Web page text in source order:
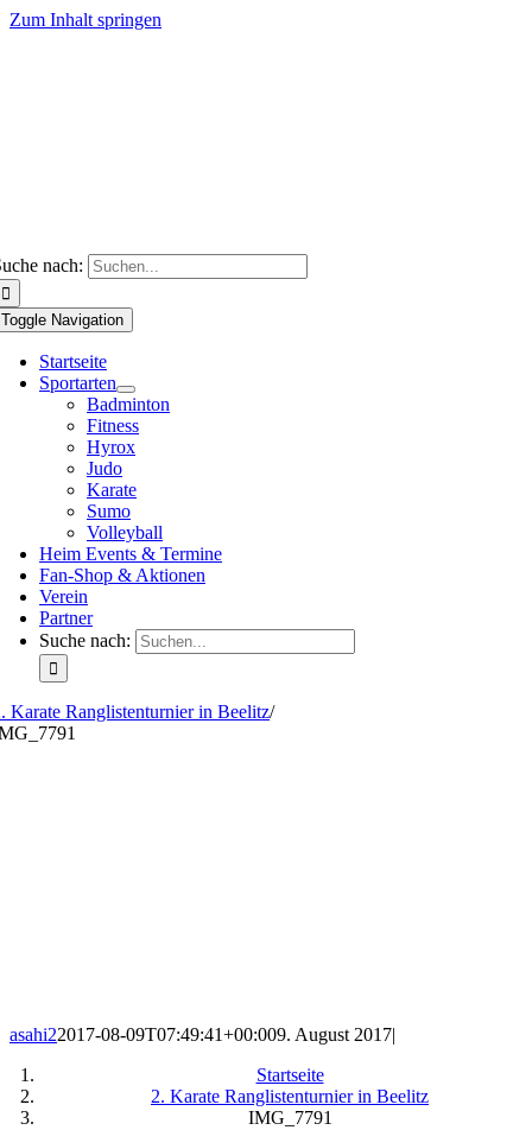
Zum Inhalt springen
nach:
Toggle Navigation
Startseite
Sportarten
Badminton
Fitness
Hyrox
Judo
Karate
Sumo
Volleyball
Heim Events & Termine
Fan-Shop & Aktionen
Verein
Partner
Suche nach:
Karate Ranglistenturnier in Beelitz/
asahi22017-08-09T07:49:41+00:009. August 2017|
Startseite
2. Karate Ranglistenturnier in Beelitz
IMG_7791